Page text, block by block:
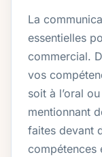
La
essentielles
commercial.
vos
soit à l’oral
mentionnant
faites devant
compétences